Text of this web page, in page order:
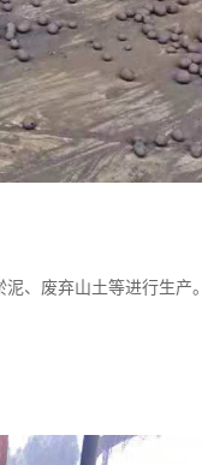
、废弃山土等进行生产。